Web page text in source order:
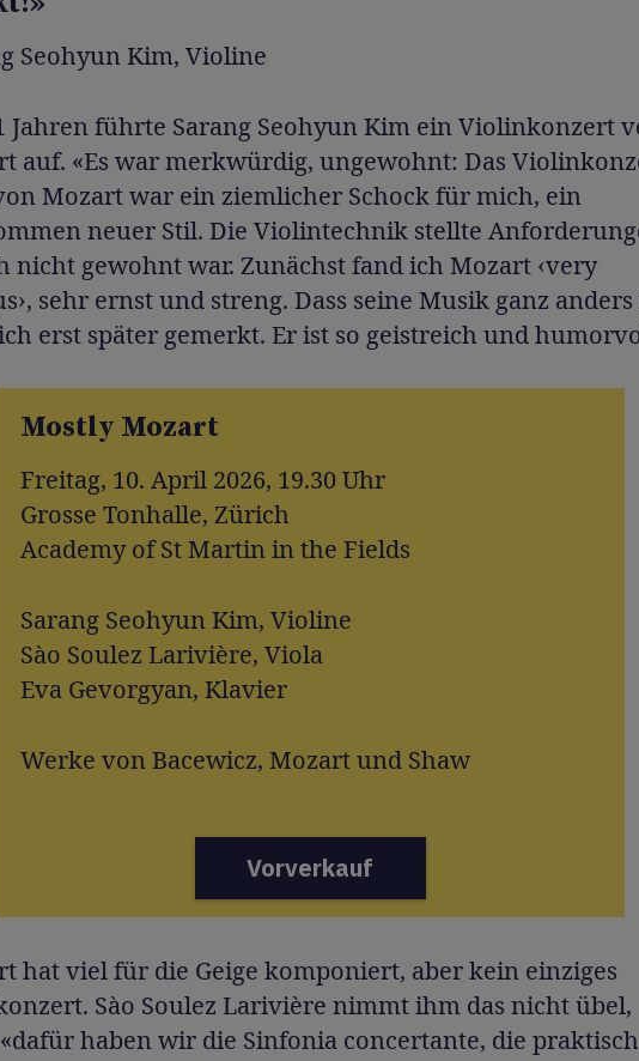
Seohyun Kim, Violine
Jahren führte Sarang Seohyun Kim ein Violinkonzert
auf. «Es war merkwürdig, ungewohnt: Das
Mozart war ein ziemlicher Schock für mich, ein
neuer Stil. Die Violintechnik stellte
nicht gewohnt war. Zunächst fand ich Mozart ‹very
sehr ernst und streng. Dass seine Musik ganz anders
erst später gemerkt. Er ist so geistreich und
Mostly Mozart
Freitag, 10. April 2026, 19.30 Uhr
Grosse Tonhalle, Zürich
Academy of St Martin in the Fields
Sarang Seohyun Kim, Violine
Sào Soulez Larivière, Viola
Eva Gevorgyan, Klavier
Werke von Bacewicz, Mozart und Shaw
Vorverkauf
hat viel für die Geige komponiert, aber kein einziges
Sào Soulez Larivière nimmt ihm das nicht übel,
haben wir die Sinfonia concertante, die